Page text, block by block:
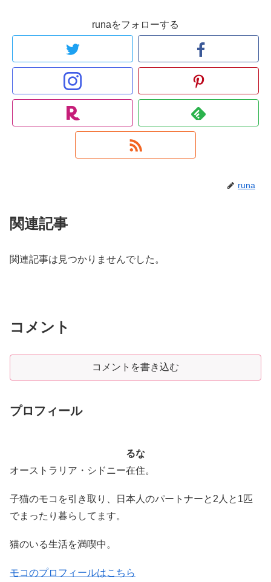
runaをフォローする
runa
関連記事
関連記事は見つかりませんでした。
コメント
コメントを書き込む
プロフィール
るな
オーストラリア・シドニー在住。
子猫のモコを引き取り、日本人のパートナーと2人と1匹
でまったり暮らしてます。
猫のいる生活を満喫中。
モコのプロフィールはこちら